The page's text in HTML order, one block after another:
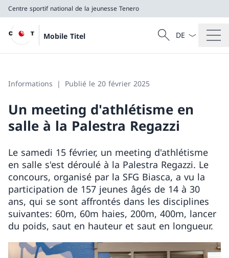
Centre sportif national de la jeunesse Tenero
Mobile Titel
Recherche
Recherche
La langue
Informations Publié le 20 février 2025
Un meeting d'athlétisme en
salle à la Palestra Regazzi
Le samedi 15 février, un meeting d'athlétisme
en salle s'est déroulé à la Palestra Regazzi. Le
concours, organisé par la SFG Biasca, a vu la
participation de 157 jeunes âgés de 14 à 30
ans, qui se sont affrontés dans les disciplines
suivantes: 60m, 60m haies, 200m, 400m, lancer
du poids, saut en hauteur et saut en longueur.